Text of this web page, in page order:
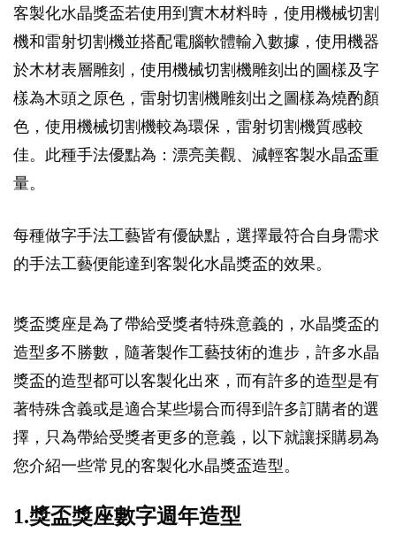
客製化水晶獎盃若使用到實木材料時，使用機械切割
機和雷射切割機並搭配電腦軟體輸入數據，使用機器
於木材表層雕刻，使用機械切割機雕刻出的圖樣及字
樣為木頭之原色，雷射切割機雕刻出之圖樣為燒酌顏
色，使用機械切割機較為環保，雷射切割機質感較
佳。此種手法優點為：漂亮美觀、減輕客製水晶盃重
量。
每種做字手法工藝皆有優缺點，選擇最符合自身需求
的手法工藝便能達到客製化水晶獎盃的效果。
獎盃獎座是為了帶給受獎者特殊意義的，水晶獎盃的
造型多不勝數，隨著製作工藝技術的進步，許多水晶
獎盃的造型都可以客製化出來，而有許多的造型是有
著特殊含義或是適合某些場合而得到許多訂購者的選
擇，只為帶給受獎者更多的意義，以下就讓採購易為
您介紹一些常見的客製化水晶獎盃造型。
1.獎盃獎座數字週年造型